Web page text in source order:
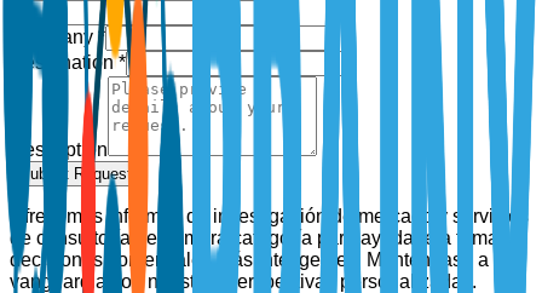
Company *
Designation *
Description
Submit Request
Ofrecemos informes de investigación de mercado y servicios
de consultoría de primera categoría para ayudarle a tomar
decisiones comerciales más inteligentes. Manténgase a la
vanguardia con nuestras perspectivas personalizadas.